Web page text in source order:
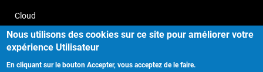
Cloud
Nous utilisons des cookies sur ce site pour améliorer votre
expérience Utilisateur
En cliquant sur le bouton Accepter, vous acceptez de le faire.